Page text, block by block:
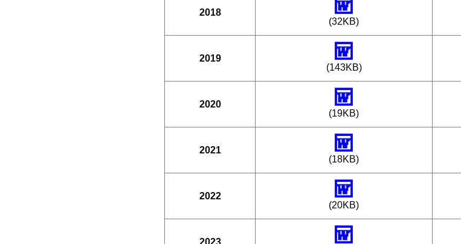
2018
(32KB)
2019
(143KB)
2020
(19KB)
2021
(18KB)
2022
(20KB)
2023